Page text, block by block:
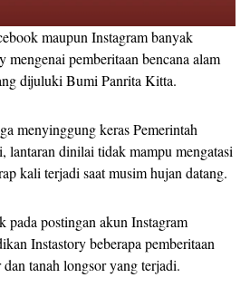
maupun Instagram banyak
mengenai pemberitaan bencana alam
dijuluki Bumi Panrita Kitta.
menyinggung keras Pemerintah
lantaran dinilai tidak mampu mengatasi
kali terjadi saat musim hujan datang.
pada postingan akun Instagram
Instastory beberapa pemberitaan
tanah longsor yang terjadi.